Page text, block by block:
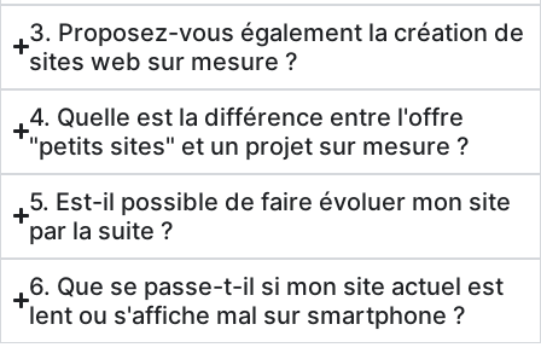
3. Proposez-vous également la création de
sites web sur mesure ?
4. Quelle est la différence entre l'offre
"petits sites" et un projet sur mesure ?
5. Est-il possible de faire évoluer mon site
par la suite ?
6. Que se passe-t-il si mon site actuel est
lent ou s'affiche mal sur smartphone ?